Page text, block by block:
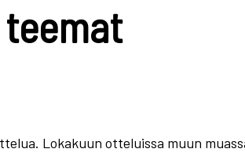
Lokakuun otteluissa muun